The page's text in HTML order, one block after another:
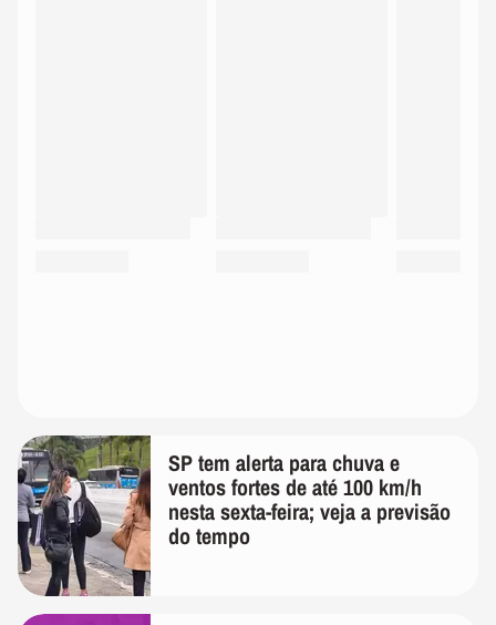
SP tem alerta para chuva e
ventos fortes de até 100 km/h
nesta sexta-feira; veja a previsão
do tempo